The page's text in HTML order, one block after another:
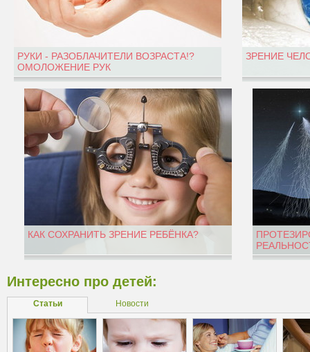
РУКИ - РАЗОБЛАЧИТЕЛИ ВОЗРАСТА!?
ОМОЛОЖЕНИЕ РУК
ЗРЕНИЕ
КАК СОХРАНИТЬ ЗРЕНИЕ РЕБЁНКА?
Интересно про детей:
Статьи Новости